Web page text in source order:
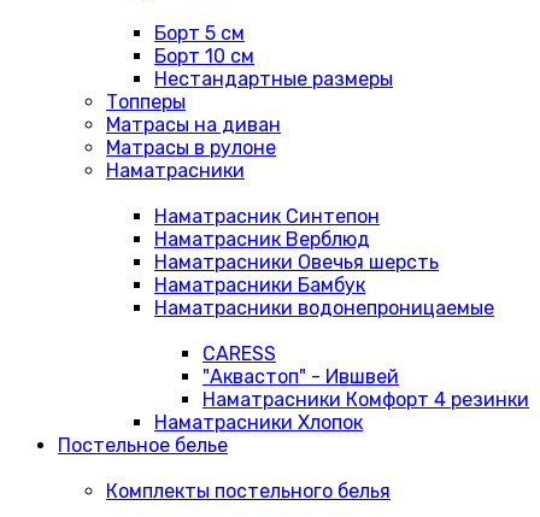
Борт 5 см
Борт 10 см
Нестандартные размеры
Топперы
Матрасы на диван
Матрасы в рулоне
Наматрасники
Наматрасник Синтепон
Наматрасник Верблюд
Наматрасники Овечья шерсть
Наматрасники Бамбук
Наматрасники водонепроницаемые
CARESS
"Аквастоп" - Ившвей
Наматрасники Комфорт 4 резинки
Наматрасники Хлопок
Постельное белье
Комплекты постельного белья